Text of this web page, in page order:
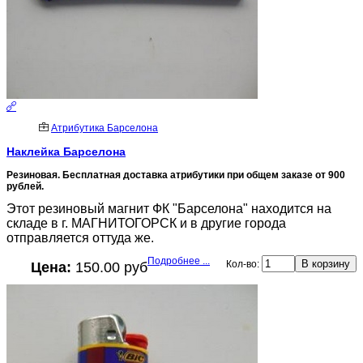
Атрибутика Барселона
Наклейка Барселона
Резиновая. Бесплатная доставка атрибутики при общем заказе от 900
рублей.
Этот резиновый магнит ФК "Барселона" находится на
складе в г. МАГНИТОГОРСК и в другие города
отправляется оттуда же.
Цена: 150.00 руб Кол-во:
Подробнее ...